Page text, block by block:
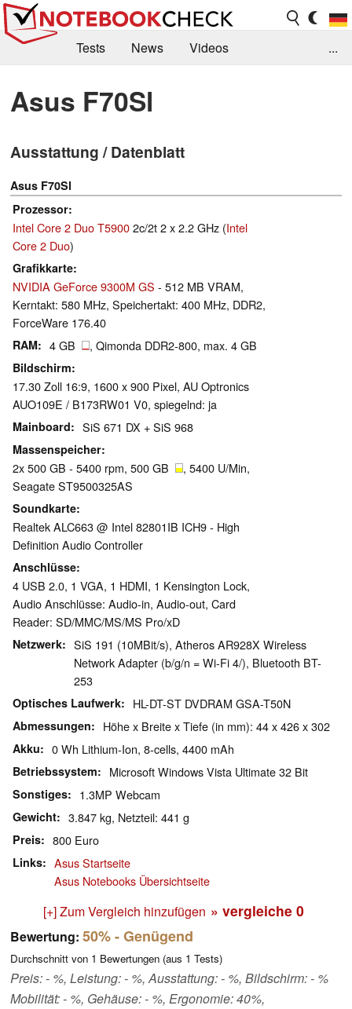
Tests News
Videos
Kaufberatung
Deals
Forum
...
Asus F70Sl
Ausstattung / Datenblatt
Asus F70Sl
Prozessor
Intel Core 2 Duo T59002c/2t 2 x 2.2 GHz (Intel
Core 2 Duo)
Grafikkarte
NVIDIA GeForce 9300M GS - 512 MB VRAM,
Kerntakt: 580 MHz, Speichertakt: 400 MHz, DDR2,
ForceWare 176.40
RAM 4 GB , Qimonda DDR2-800, max. 4 GB
Bildschirm
17.30 Zoll 16:9, 1600 x 900 Pixel, AU Optronics
AUO109E / B173RW01 V0, spiegelnd: ja
Mainboard SiS 671 DX + SiS 968
Massenspeicher
2x 500 GB - 5400 rpm, 500 GB
, 5400 U/Min,
Seagate ST9500325AS
Soundkarte
Realtek ALC663 @ Intel 82801IB ICH9 - High
Definition Audio Controller
Anschlüsse
4 USB 2.0, 1 VGA, 1 HDMI, 1 Kensington Lock,
Audio Anschlüsse: Audio-in, Audio-out, Card
Reader: SD/MMC/MS/MS Pro/xD
Netzwerk
SiS 191 (10MBit/s), Atheros AR928X Wireless
Network Adapter (b/g/n = Wi-Fi 4/), Bluetooth BT-
253
Optisches Laufwerk HL-DT-ST DVDRAM GSA-T50N
Abmessungen Höhe x Breite x Tiefe (in mm): 44 x 426 x 302
Akku 0 Wh Lithium-Ion, 8-cells, 4400 mAh
Betriebssystem Microsoft Windows Vista Ultimate 32 Bit
Sonstiges 1.3MP Webcam
Gewicht 3.847 kg, Netzteil: 441 g
Preis 800 Euro
Links
Asus Startseite
Asus Notebooks Übersichtseite
[+] Zum Vergleich hinzufügen » vergleiche 0
Bewertung: 50%- Genügend
Durchschnitt von 1 Bewertungen (aus 1 Tests)
Preis: - %, Leistung: - %, Ausstattung: - %, Bildschirm: - %
Mobilität: - %, Gehäuse: - %, Ergonomie: 40%,